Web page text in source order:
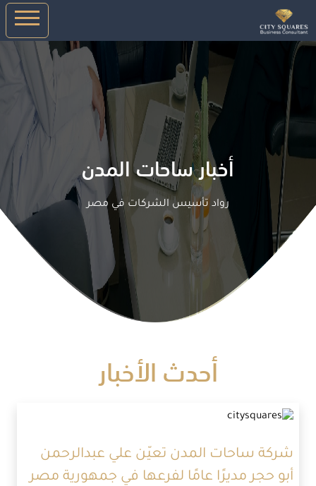
أخبار ساحات المدن
رواد تأسيس الشركات في مصر
أحدث الأخبار
شركة ساحات المدن تعيّن علي عبدالرحمن
أبو حجر مديرًا عامًا لفرعها في جمهورية مصر